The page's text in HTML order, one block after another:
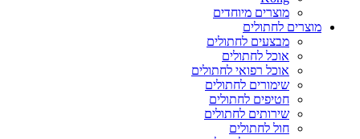
מוצרים מיוחדים
מוצרים לחתולים
מבצעים לחתולים
אוכל לחתולים
אוכל רפואי לחתולים
שימורים לחתולים
חטיפים לחתולים
שירותים לחתולים
חול לחתולים